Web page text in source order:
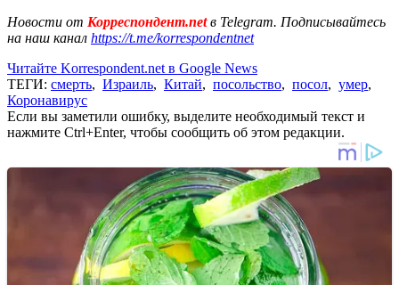
Новости от Корреспондент.netв Telegram. Подписывайтесь
на наш канал https://t.me/korrespondentnet
Читайте Korrespondent.net в Google News
ТЕГИ: смерть, Израиль, Китай, посольство, посол, умер,
Коронавирус
Если вы заметили ошибку, выделите необходимый текст и
нажмите Ctrl+Enter, чтобы сообщить об этом редакции.